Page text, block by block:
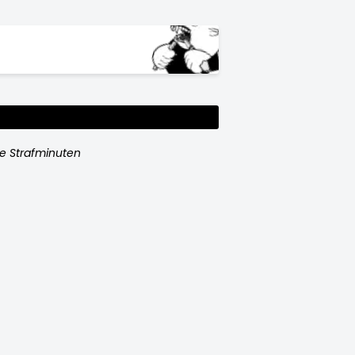
Strafminuten